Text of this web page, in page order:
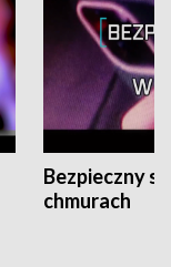
Bezpieczny
chmurach